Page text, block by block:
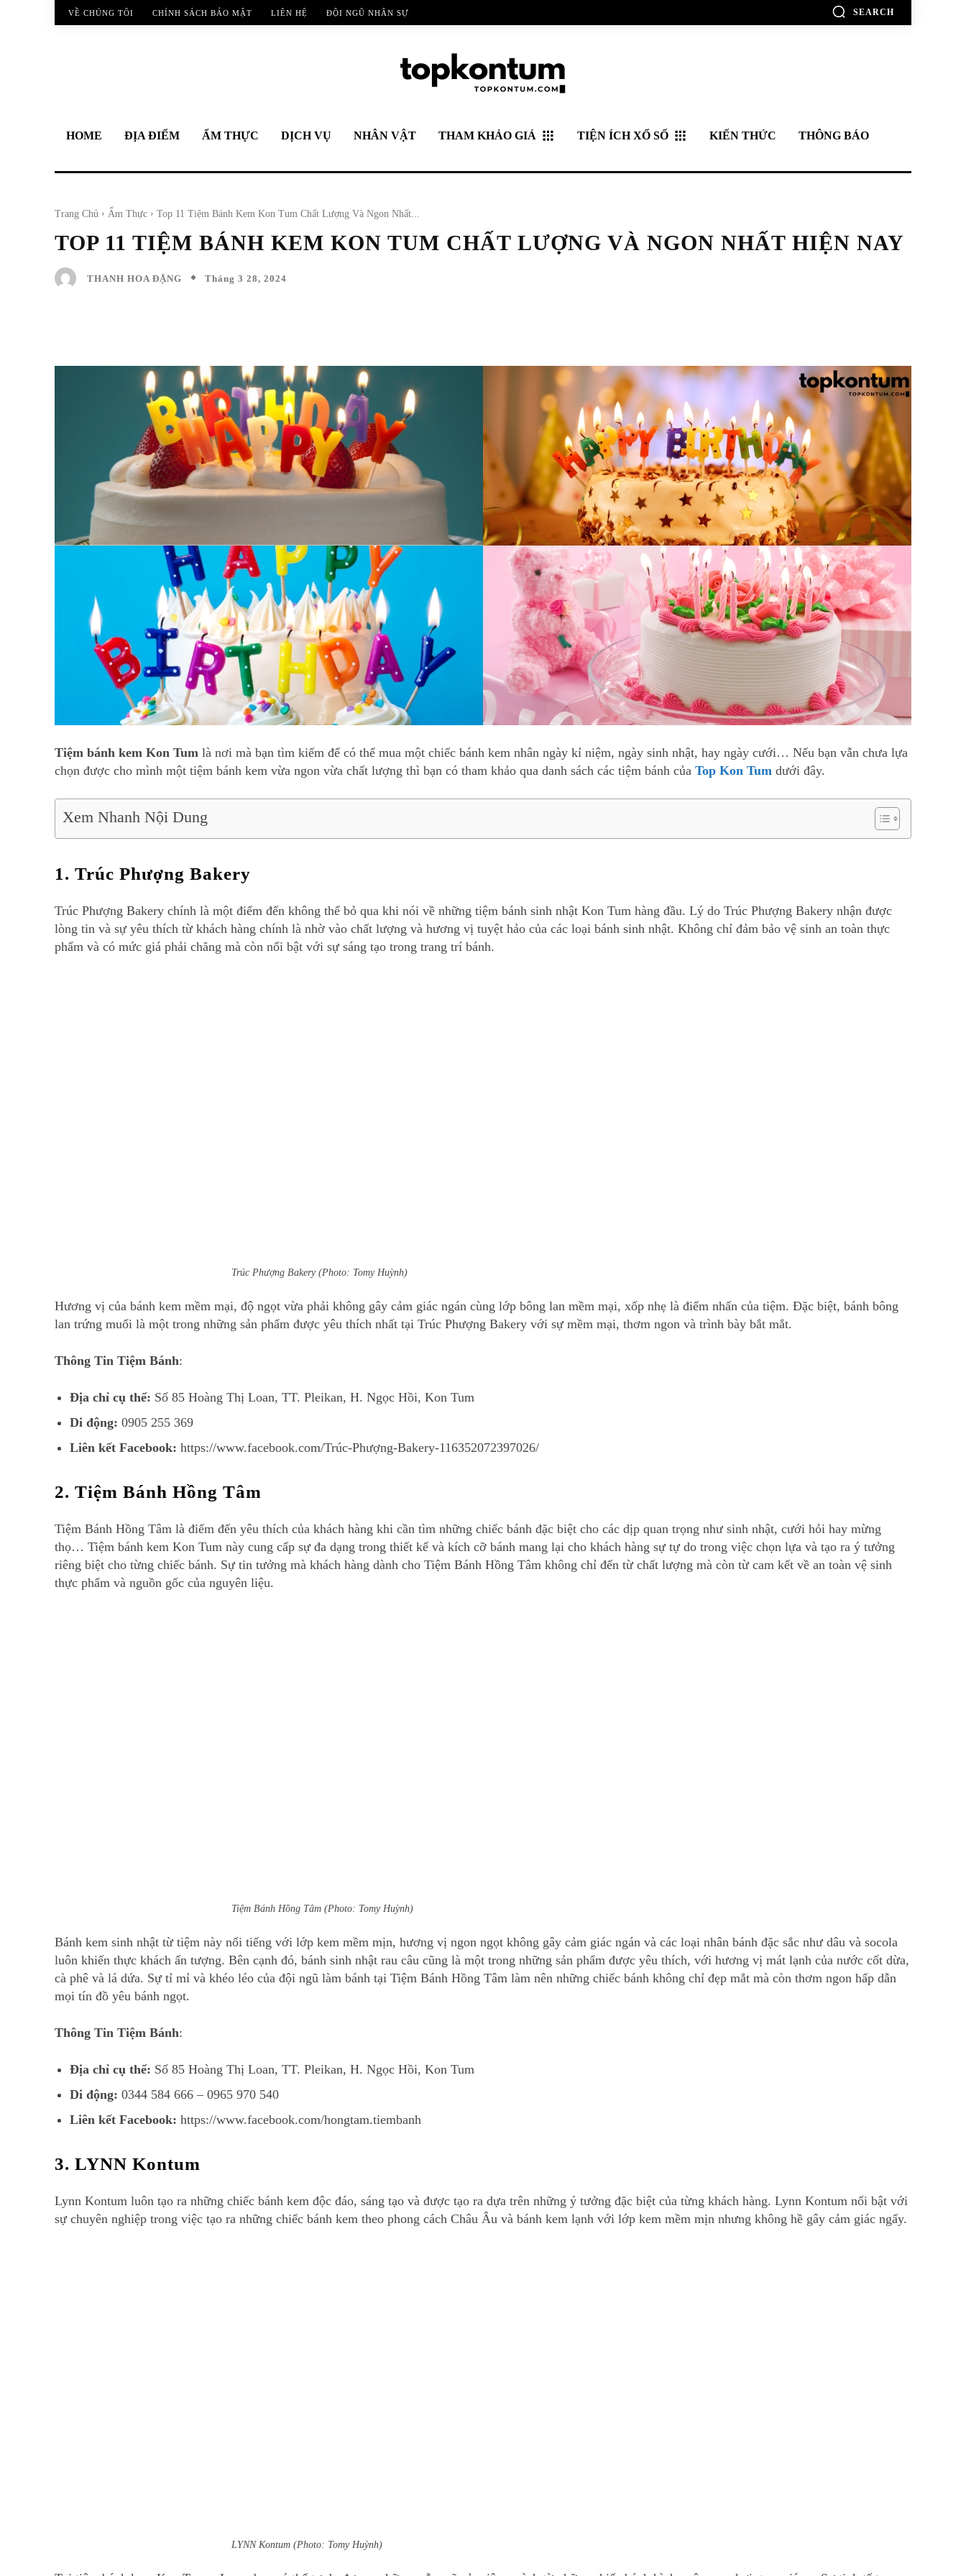
VỀ CHÚNG TÔI CHÍNH SÁCH BẢO MẬT LIÊN HỆ ĐỘI NGŨ NHÂN SỰ SEARCH
HOME ĐỊA ĐIỂM ẨM THỰC DỊCH VỤ NHÂN VẬT THAM KHẢO GIÁ TIỆN ÍCH XỔ SỐ KIẾN THỨC THÔNG BÁO
Trang Chủ Ẩm Thực Top 11 Tiệm Bánh Kem Kon Tum Chất Lượng Và Ngon Nhất...
TOP 11 TIỆM BÁNH KEM KON TUM CHẤT LƯỢNG VÀ NGON NHẤT HIỆN NAY
THANH HOA ĐẶNG Tháng 3 28, 2024
Tiệm bánh kem Kon Tum là nơi mà bạn tìm kiếm để có thể mua một chiếc bánh kem nhân ngày kỉ niệm, ngày sinh nhật, hay ngày cưới… Nếu bạn vẫn chưa lựa
chọn được cho mình một tiệm bánh kem vừa ngon vừa chất lượng thì bạn có tham khảo qua danh sách các tiệm bánh của Top Kon Tum dưới đây.
Xem Nhanh Nội Dung
1. Trúc Phượng Bakery
Trúc Phượng Bakery chính là một điểm đến không thể bỏ qua khi nói về những tiệm bánh sinh nhật Kon Tum hàng đầu. Lý do Trúc Phượng Bakery nhận được
lòng tin và sự yêu thích từ khách hàng chính là nhờ vào chất lượng và hương vị tuyệt hảo của các loại bánh sinh nhật. Không chỉ đảm bảo vệ sinh an toàn thực
phẩm và có mức giá phải chăng mà còn nổi bật với sự sáng tạo trong trang trí bánh.
Trúc Phượng Bakery (Photo: Tomy Huỳnh)
Hương vị của bánh kem mềm mại, độ ngọt vừa phải không gây cảm giác ngán cùng lớp bông lan mềm mại, xốp nhẹ là điểm nhấn của tiệm. Đặc biệt, bánh bông
lan trứng muối là một trong những sản phẩm được yêu thích nhất tại Trúc Phượng Bakery với sự mềm mại, thơm ngon và trình bày bắt mắt.
Thông Tin Tiệm Bánh:
Địa chỉ cụ thể: Số 85 Hoàng Thị Loan, TT. Pleikan, H. Ngọc Hồi, Kon Tum
Di động: 0905 255 369
Liên kết Facebook: https://www.facebook.com/Trúc-Phượng-Bakery-116352072397026/
2. Tiệm Bánh Hồng Tâm
Tiệm Bánh Hồng Tâm là điểm đến yêu thích của khách hàng khi cần tìm những chiếc bánh đặc biệt cho các dịp quan trọng như sinh nhật, cưới hỏi hay mừng
thọ… Tiệm bánh kem Kon Tum này cung cấp sự đa dạng trong thiết kế và kích cỡ bánh mang lại cho khách hàng sự tự do trong việc chọn lựa và tạo ra ý tưởng
riêng biệt cho từng chiếc bánh. Sự tin tưởng mà khách hàng dành cho Tiệm Bánh Hồng Tâm không chỉ đến từ chất lượng mà còn từ cam kết về an toàn vệ sinh
thực phẩm và nguồn gốc của nguyên liệu.
Tiệm Bánh Hồng Tâm (Photo: Tomy Huỳnh)
Bánh kem sinh nhật từ tiệm này nổi tiếng với lớp kem mềm mịn, hương vị ngon ngọt không gây cảm giác ngán và các loại nhân bánh đặc sắc như dâu và socola
luôn khiến thực khách ấn tượng. Bên cạnh đó, bánh sinh nhật rau câu cũng là một trong những sản phẩm được yêu thích, với hương vị mát lạnh của nước cốt dừa,
cà phê và lá dứa. Sự tỉ mỉ và khéo léo của đội ngũ làm bánh tại Tiệm Bánh Hồng Tâm làm nên những chiếc bánh không chỉ đẹp mắt mà còn thơm ngon hấp dẫn
mọi tín đồ yêu bánh ngọt.
Thông Tin Tiệm Bánh:
Địa chỉ cụ thể: Số 85 Hoàng Thị Loan, TT. Pleikan, H. Ngọc Hồi, Kon Tum
Di động: 0344 584 666 – 0965 970 540
Liên kết Facebook: https://www.facebook.com/hongtam.tiembanh
3. LYNN Kontum
Lynn Kontum luôn tạo ra những chiếc bánh kem độc đáo, sáng tạo và được tạo ra dựa trên những ý tưởng đặc biệt của từng khách hàng. Lynn Kontum nổi bật với
sự chuyên nghiệp trong việc tạo ra những chiếc bánh kem theo phong cách Châu Âu và bánh kem lạnh với lớp kem mềm mịn nhưng không hề gây cảm giác ngấy.
LYNN Kontum (Photo: Tomy Huỳnh)